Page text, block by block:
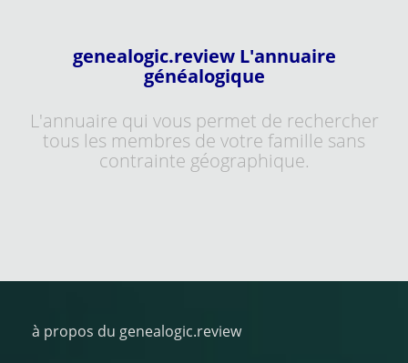
genealogic.review L'annuaire
généalogique
L'annuaire qui vous permet de rechercher
tous les membres de votre famille sans
contrainte géographique.
à propos du genealogic.review